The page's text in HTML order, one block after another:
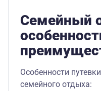
Семейный
Особенности
семейного отдыха: